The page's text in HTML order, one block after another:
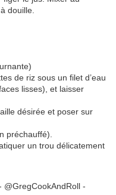
douille.
de riz sous un filet d’eau
lisses), et laisser
désirée et poser sur
préchauffé).
un trou délicatement